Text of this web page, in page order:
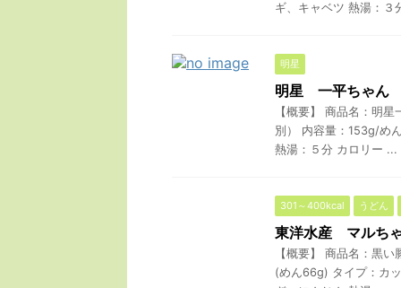
ギ、キャベツ 熱湯：３
明星
明星 一平ちゃん
【概要】 商品名：明
別） 内容量：153g/め
熱湯：５分 カロリー ...
301～400kcal うどん
東洋水産 マルち
【概要】 商品名：黒
(めん66g) タイプ：カ